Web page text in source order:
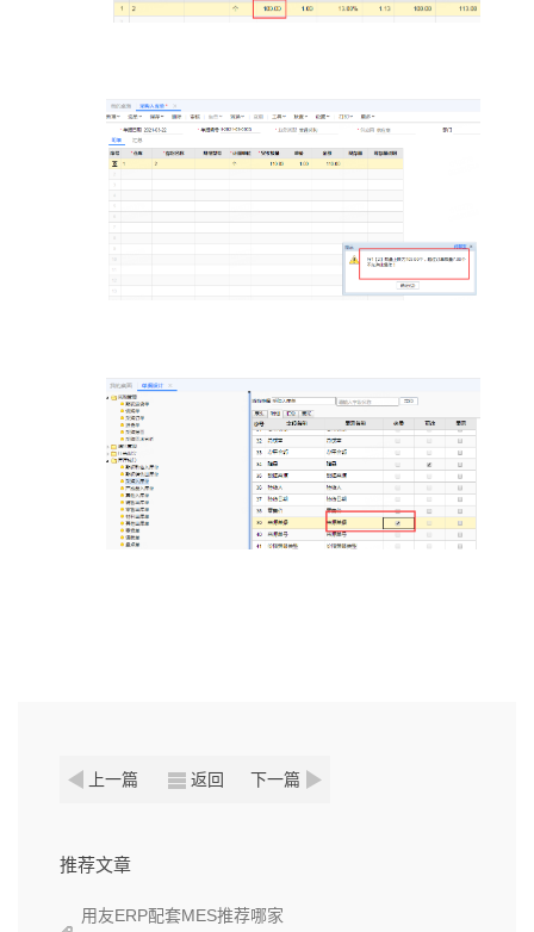
上一篇 返回 下一篇
推荐文章
用友ERP配套MES推荐哪家